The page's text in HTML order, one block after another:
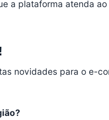
a plataforma atenda
novidades para o e-